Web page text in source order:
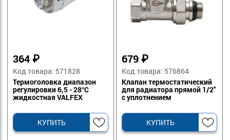
364 ₽
Код товара: 571828
Термоголовка диапазон
регулировки 6,5 - 28°C
жидкостная VALFEX
КУПИТЬ
679 ₽
Код товара: 576864
Клапан термостатический
для радиатора прямой 1/2''
с уплотнением
КУПИТЬ